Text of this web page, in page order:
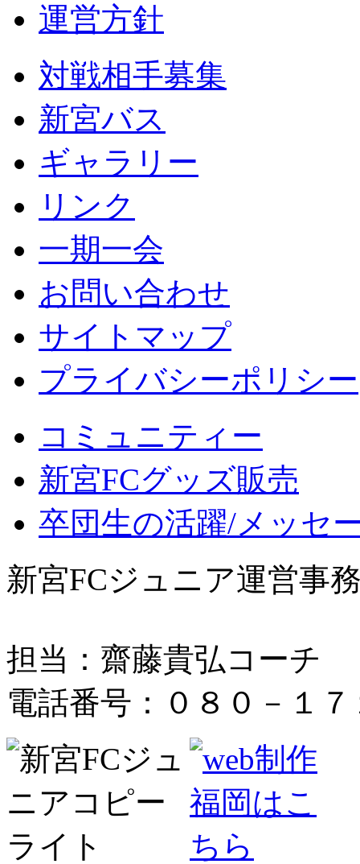
運営方針
対戦相手募集
新宮バス
ギャラリー
リンク
一期一会
お問い合わせ
サイトマップ
プライバシーポリシー
コミュニティー
新宮FCグッズ販売
卒団生の活躍/メッセ
新宮FCジュニア運営事
担当：齋藤貴弘コーチ
電話番号：０８０－１